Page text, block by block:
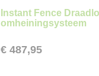
Instant Fence
omheiningsysteem
€ 487,95